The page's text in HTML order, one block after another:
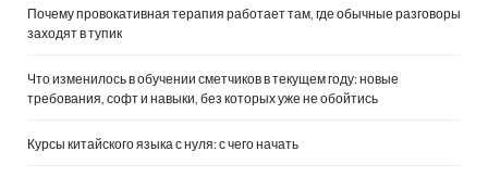
Почему провокативная терапия работает там, где обычные разговоры
заходят в тупик
Что изменилось в обучении сметчиков в текущем году: новые
требования, софт и навыки, без которых уже не обойтись
Курсы китайского языка с нуля: с чего начать